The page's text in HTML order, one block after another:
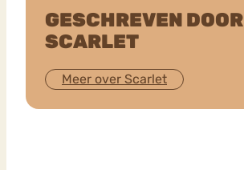
GESCHREVEN DOOR
SCARLET
Meer over Scarlet